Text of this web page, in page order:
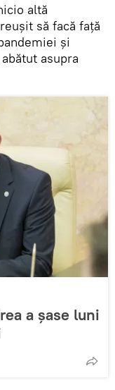
altă
să facă față
și
asupra
a șase luni